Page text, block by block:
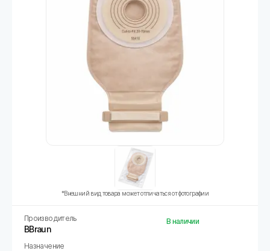
*Внешний вид товара может отличаться от фотографии
Производитель
BBraun
Назначение
В наличии